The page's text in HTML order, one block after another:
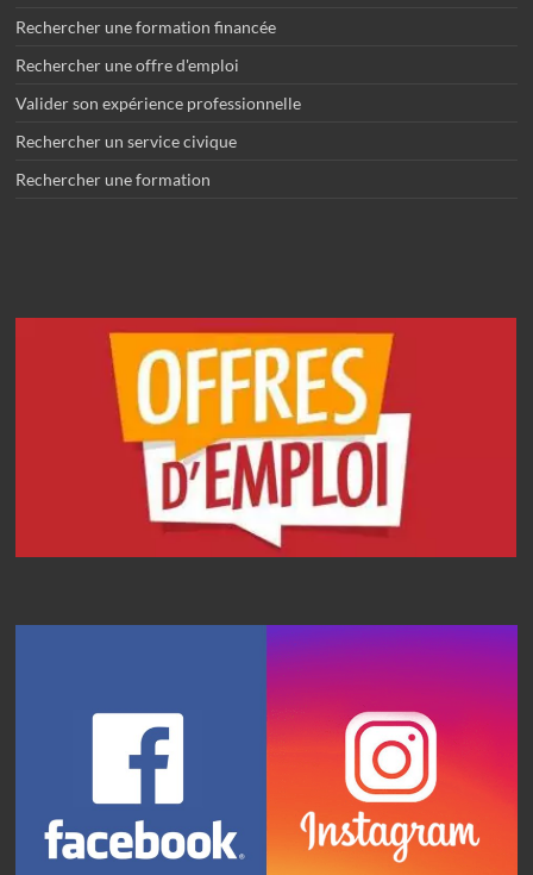
Rechercher une formation financée
Rechercher une offre d'emploi
Valider son expérience professionnelle
Rechercher un service civique
Rechercher une formation